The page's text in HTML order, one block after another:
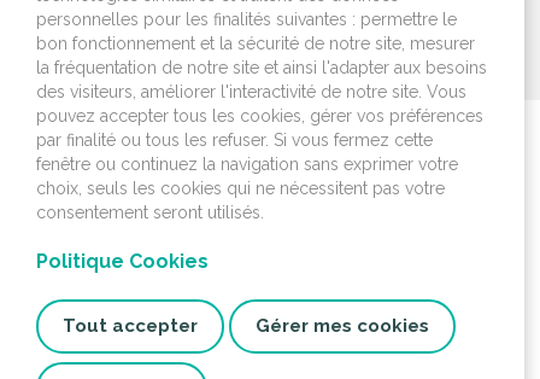
OK
Je déménage
J'emménage ou je fais
installation
personnelles pour les finalités suivantes : permettre le
bon fonctionnement et la sécurité de notre site, mesurer
la fréquentation de notre site et ainsi l'adapter aux besoins
des visiteurs, améliorer l'interactivité de notre site. Vous
pouvez accepter tous les cookies, gérer vos préférences
par finalité ou tous les refuser. Si vous fermez cette
fenêtre ou continuez la navigation sans exprimer votre
choix, seuls les cookies qui ne nécessitent pas votre
consentement seront utilisés.
Politique Cookies
Tout accepter Gérer mes cookies